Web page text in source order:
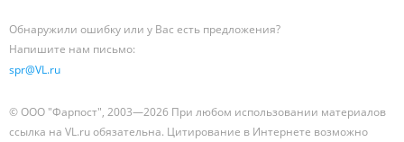
Обнаружили ошибку или у Вас есть предложения?
Напишите нам письмо:
spr@VL.ru
© ООО "Фарпост", 2003—2026 При любом использовании материалов
ссылка на VL.ru обязательна. Цитирование в Интернете возможно